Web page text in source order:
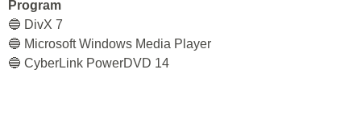
Program
🔵 DivX 7
🔵 Microsoft Windows Media Player
🔵 CyberLink PowerDVD 14